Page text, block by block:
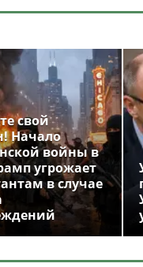
свой
Начало
войны в
угрожает
в случае